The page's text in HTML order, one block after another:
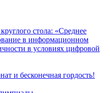
стола: «Среднее
в информационном
в условиях цифровой
и бесконечная гордость!